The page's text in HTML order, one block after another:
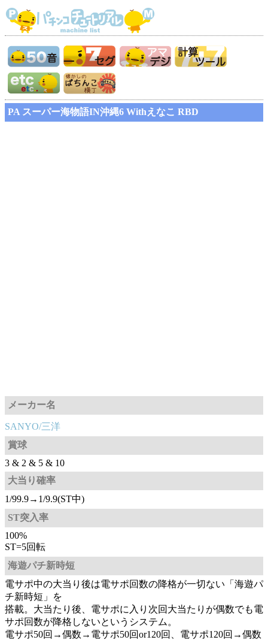
PA スーパー海物語IN沖縄6 Withえなこ RBD
メーカー名
SANYO/三洋
賞球
3 & 2 & 5 & 10
大当り確率
1/99.9→1/9.9(ST中)
ST突入率
100%
ST=5回転
海遊パチ新時短
電サポ中の大当り後は電サポ回数の降格が一切ない「海遊パ
チ新時短」を
搭載。大当たり後、電サポに入り次回大当たりが偶数でも電
サポ回数が降格しないというシステム。
電サポ50回→偶数→電サポ50回or120回、電サポ120回→偶数